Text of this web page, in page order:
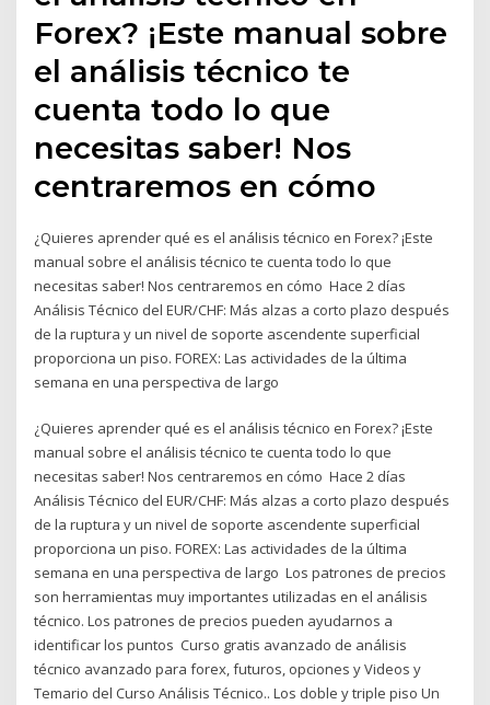
Forex? ¡Este manual sobre
el análisis técnico te
cuenta todo lo que
necesitas saber! Nos
centraremos en cómo
¿Quieres aprender qué es el análisis técnico en Forex? ¡Este
manual sobre el análisis técnico te cuenta todo lo que
necesitas saber! Nos centraremos en cómo Hace 2 días
Análisis Técnico del EUR/CHF: Más alzas a corto plazo después
de la ruptura y un nivel de soporte ascendente superficial
proporciona un piso. FOREX: Las actividades de la última
semana en una perspectiva de largo
¿Quieres aprender qué es el análisis técnico en Forex? ¡Este
manual sobre el análisis técnico te cuenta todo lo que
necesitas saber! Nos centraremos en cómo Hace 2 días
Análisis Técnico del EUR/CHF: Más alzas a corto plazo después
de la ruptura y un nivel de soporte ascendente superficial
proporciona un piso. FOREX: Las actividades de la última
semana en una perspectiva de largo Los patrones de precios
son herramientas muy importantes utilizadas en el análisis
técnico. Los patrones de precios pueden ayudarnos a
identificar los puntos Curso gratis avanzado de análisis
técnico avanzado para forex, futuros, opciones y Videos y
Temario del Curso Análisis Técnico.. Los doble y triple piso Un